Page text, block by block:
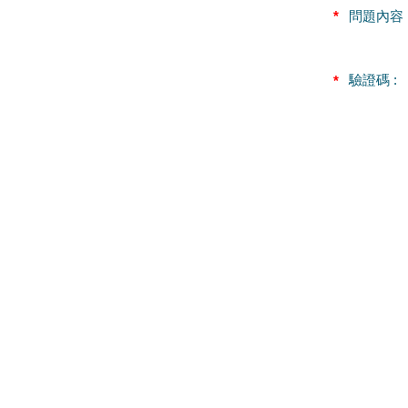
* 問題內容
* 驗證碼 :